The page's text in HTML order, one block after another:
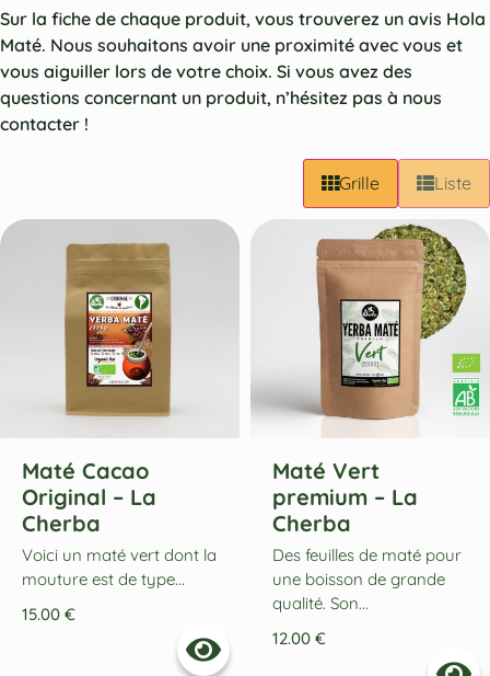
Sur la fiche de chaque produit, vous trouverez un avis Hola
Maté. Nous souhaitons avoir une proximité avec vous et
vous aiguiller lors de votre choix. Si vous avez des
questions concernant un produit, n’hésitez pas à nous
contacter !
Grille Liste
Maté Cacao
Original – La
Cherba
Voici un maté vert dont la
mouture est de type...
15.00 €
Maté Vert
premium – La
Cherba
Des feuilles de maté pour
une boisson de grande
qualité. Son...
12.00 €